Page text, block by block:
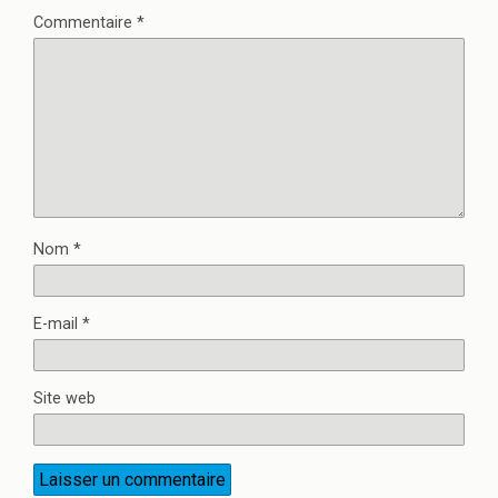
Commentaire *
Nom *
E-mail *
Site web